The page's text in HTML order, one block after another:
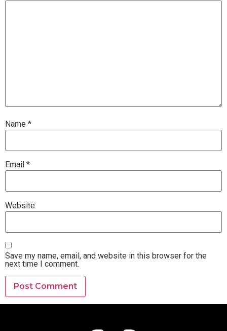
Name *
Email *
Website
Save my name, email, and website in this browser for the
next time I comment.